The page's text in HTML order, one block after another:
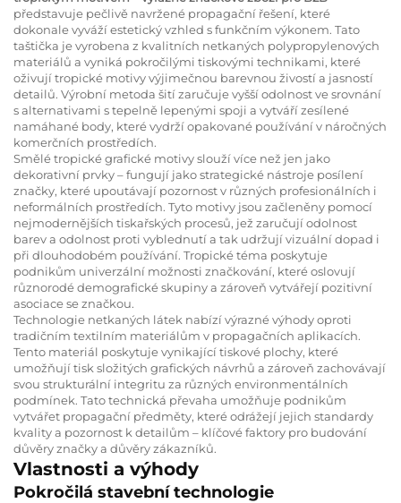
představuje pečlivě navržené propagační řešení, které
dokonale vyváží estetický vzhled s funkčním výkonem. Tato
taštička je vyrobena z kvalitních netkaných polypropylenových
materiálů a vyniká pokročilými tiskovými technikami, které
oživují tropické motivy výjimečnou barevnou živostí a jasností
detailů. Výrobní metoda šití zaručuje vyšší odolnost ve srovnání
s alternativami s tepelně lepenými spoji a vytváří zesílené
namáhané body, které vydrží opakované používání v náročných
komerčních prostředích.
Smělé tropické grafické motivy slouží více než jen jako
dekorativní prvky – fungují jako strategické nástroje posílení
značky, které upoutávají pozornost v různých profesionálních i
neformálních prostředích. Tyto motivy jsou začleněny pomocí
nejmodernějších tiskařských procesů, jež zaručují odolnost
barev a odolnost proti vyblednutí a tak udržují vizuální dopad i
při dlouhodobém používání. Tropické téma poskytuje
podnikům univerzální možnosti značkování, které oslovují
různorodé demografické skupiny a zároveň vytvářejí pozitivní
asociace se značkou.
Technologie netkaných látek nabízí výrazné výhody oproti
tradičním textilním materiálům v propagačních aplikacích.
Tento materiál poskytuje vynikající tiskové plochy, které
umožňují tisk složitých grafických návrhů a zároveň zachovávají
svou strukturální integritu za různých environmentálních
podmínek. Tato technická převaha umožňuje podnikům
vytvářet propagační předměty, které odrážejí jejich standardy
kvality a pozornost k detailům – klíčové faktory pro budování
důvěry značky a důvěry zákazníků.
Vlastnosti a výhody
Pokročilá stavební technologie